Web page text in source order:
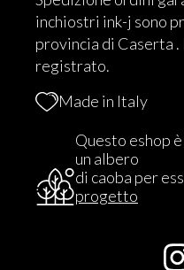
inchiostri ink-j sono
provincia di Caserta .
registrato.
Made in Italy
Questo eshop
un albero
di caoba per
progetto